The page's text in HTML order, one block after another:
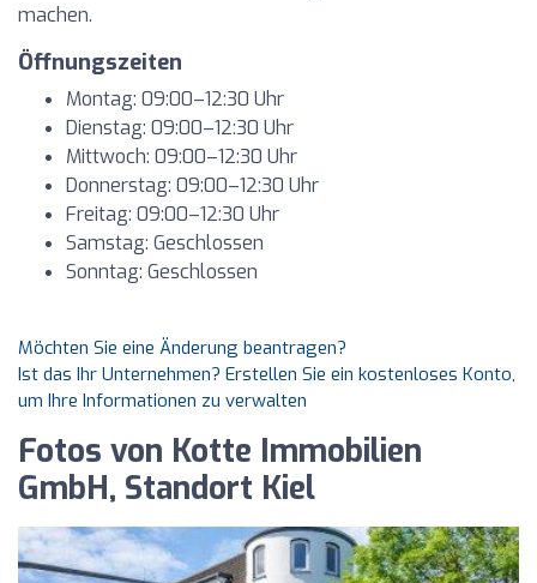
machen.
Öffnungszeiten
Montag: 09:00–12:30 Uhr
Dienstag: 09:00–12:30 Uhr
Mittwoch: 09:00–12:30 Uhr
Donnerstag: 09:00–12:30 Uhr
Freitag: 09:00–12:30 Uhr
Samstag: Geschlossen
Sonntag: Geschlossen
Möchten Sie eine Änderung beantragen?
Ist das Ihr Unternehmen? Erstellen Sie ein kostenloses Konto,
um Ihre Informationen zu verwalten
Fotos von Kotte Immobilien
GmbH, Standort Kiel